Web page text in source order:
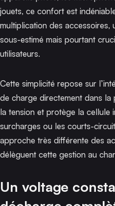
jouets, ce confort est
multiplication des accessoires,
sous-estimé mais pourtant
utilisateurs.
Cette simplicité repose sur
de charge directement dans la
la tension et protège la cellule
surcharges ou les courts-
approche très différente des
délèguent cette gestion au
Un voltage